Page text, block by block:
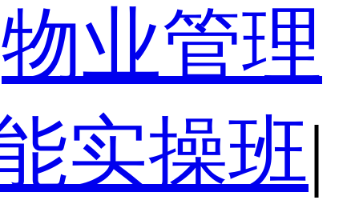
物业管理
实操班|